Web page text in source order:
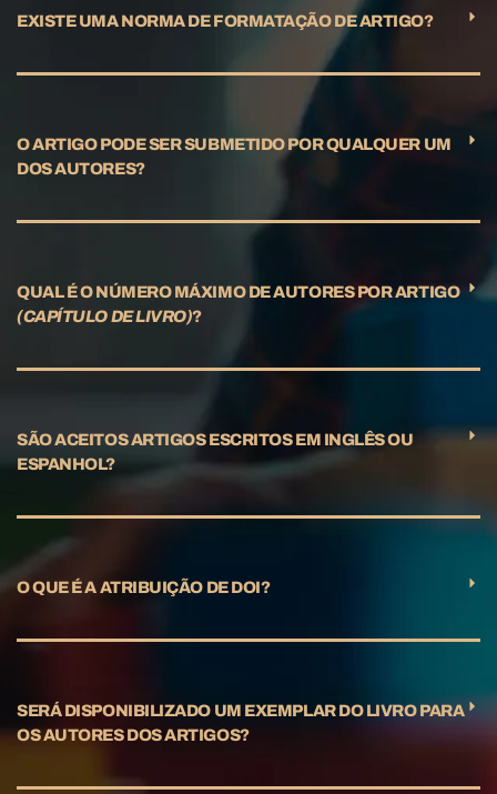
EXISTE UMA NORMA DE FORMATAÇÃO DE ARTIGO?
O ARTIGO PODE SER SUBMETIDO POR QUALQUER UM
DOS AUTORES?
QUAL É O NÚMERO MÁXIMO DE AUTORES POR ARTIGO
(CAPÍTULO DE LIVRO)?
SÃO ACEITOS ARTIGOS ESCRITOS EM INGLÊS OU
ESPANHOL?
O QUE É A ATRIBUIÇÃO DE DOI?
SERÁ DISPONIBILIZADO UM EXEMPLAR DO LIVRO PARA
OS AUTORES DOS ARTIGOS?